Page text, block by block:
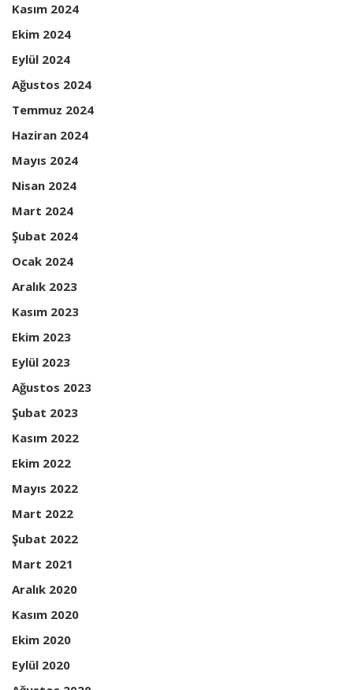
Kasım 2024
Ekim 2024
Eylül 2024
Ağustos 2024
Temmuz 2024
Haziran 2024
Mayıs 2024
Nisan 2024
Mart 2024
Şubat 2024
Ocak 2024
Aralık 2023
Kasım 2023
Ekim 2023
Eylül 2023
Ağustos 2023
Şubat 2023
Kasım 2022
Ekim 2022
Mayıs 2022
Mart 2022
Şubat 2022
Mart 2021
Aralık 2020
Kasım 2020
Ekim 2020
Eylül 2020